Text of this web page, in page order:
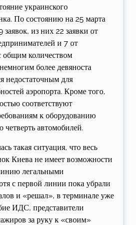
украинского
По состоянию на 25 марта
из них 22 заявки от
и 7 от
количеством
более девяноста
недостаточным для
аэропорта. Кроме того,
соответствуют
к оборудованию
четверть автомобилей.
такая ситуация, что весь
Киева не имеет возможности
легальными
с первой линии пока убрали
и «решал», в терминале уже
ИДС, представители
за руку к «своим»